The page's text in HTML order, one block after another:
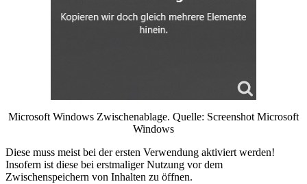
Microsoft Windows Zwischenablage. Quelle: Screenshot Microsoft
Windows
Diese muss meist bei der ersten Verwendung aktiviert werden!
Insofern ist diese bei erstmaliger Nutzung vor dem
Zwischenspeichern von Inhalten zu öffnen.